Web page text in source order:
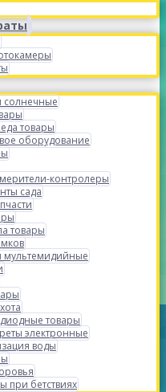
солнечные
товары
оборудование
контролеры
сада
товары
мультемидийные
товары
электронные
воды
при бетствиях